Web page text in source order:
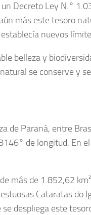
Decreto Ley N.°
más este tesoro
nuevos
belleza y
se conserve y
de Paraná, entre
de longitud. En
más de 1.852,62
Cataratas do
despliega este